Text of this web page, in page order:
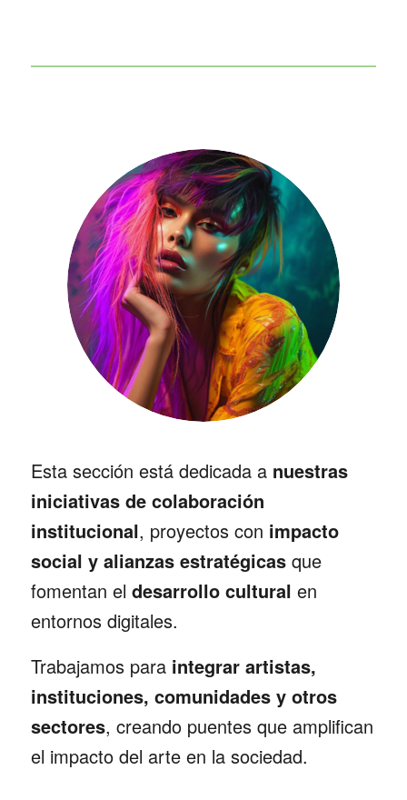
Esta sección está dedicada a nuestras
iniciativas de colaboración
institucional, proyectos con impacto
social y alianzas estratégicasque
fomentan el desarrollo cultural en
entornos digitales.
Trabajamos para integrar artistas,
instituciones, comunidades y otros
sectores, creando puentes que amplifican
el impacto del arte en la sociedad.